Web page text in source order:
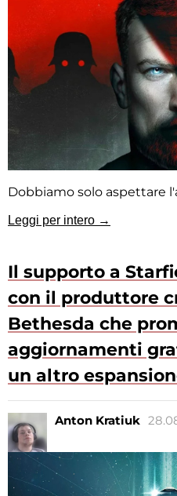
Dobbiamo solo aspettare
Leggi per intero →
Il supporto a
con il produttore
Bethesda che
aggiornamenti
un altro
Anton Kratiuk